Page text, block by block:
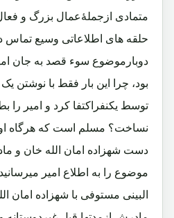
متمادی ازجملۀعمال بزرگ و فعال
حلقه های اطلاعاتی وسیع
دوبارموضوع سوء قصد به جان
بود، چرا این بار فقط با نوشتن
توسط یکنفراکتفا کرد و امیر را
نساخت؟ مسلم است که هرگاه
دست شهزاده امان الله خان و
موضوع را به اطلاع امیر
البینی مستوفی با شهزاده امان